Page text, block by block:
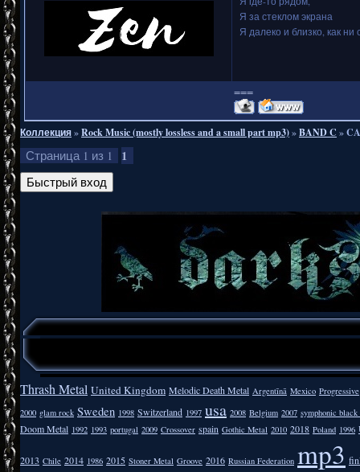
Я за стеклом экрана
Я далеко и близко, как ни
===
Коллекция»Rock Music (mostly lossless and a small part mp3)»BAND C »
Страница 1 из 1 1
Thrash Metal United Kingdom Melodic Death Metal Argentīnā Mexico Progressive
2000 glam rock Sweden 1998 Switzerland 1997 usa 2008 Belgium 2007 symphonic
Doom Metal 1992 1993 portugal 2009 Crossover spain Gothic Metal 2010 2018 Poland 1996
2013 Chile 2014 1986 2015 Stoner Metal Groove 2016 Russian Federation mp3